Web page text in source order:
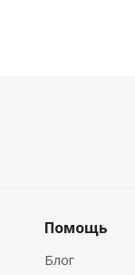
Помощь
Блог